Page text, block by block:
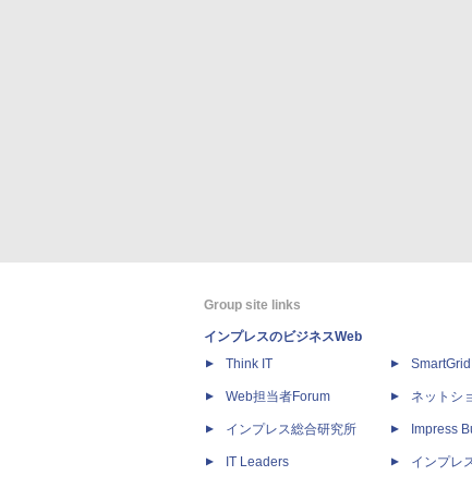
Group site links
インプレスのビジネスWeb
Think IT
Web担当者Forum
インプレス総合研究所
IT Leaders
ネットシ
Impress
インプレ